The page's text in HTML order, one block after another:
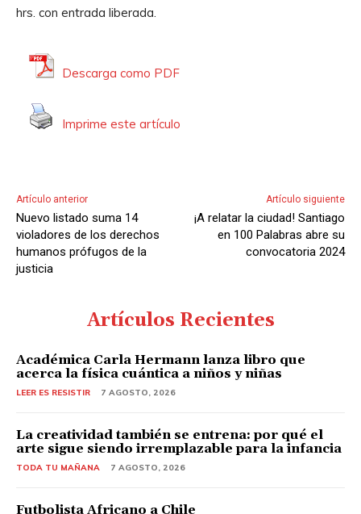
hrs. con entrada liberada.
Descarga como PDF
Imprime este artículo
Artículo anterior
Nuevo listado suma 14
violadores de los derechos
humanos prófugos de la
justicia
Artículo siguiente
¡A relatar la ciudad! Santiago
en 100 Palabras abre su
convocatoria 2024
Artículos Recientes
Académica Carla Hermann lanza libro que
acerca la física cuántica a niños y niñas
LEER ES RESISTIR 7 AGOSTO, 2026
La creatividad también se entrena: por qué el
arte sigue siendo irremplazable para la infancia
TODA TU MAÑANA 7 AGOSTO, 2026
Futbolista Africano a Chile